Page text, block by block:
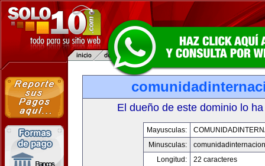
El dueño de este dominio lo
Mayusculas:
Minusculas:
Longitud:
22 caracteres